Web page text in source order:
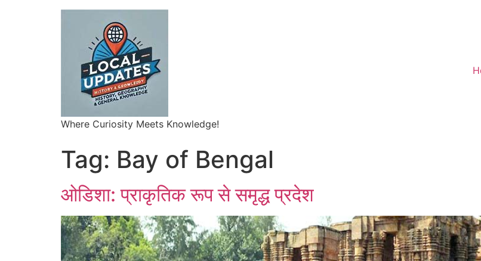
Where Curiosity Meets Knowledge!
Tag: Bay of Bengal
ओडिशा: प्राकृतिक रूप से समृद्ध प्रदेश